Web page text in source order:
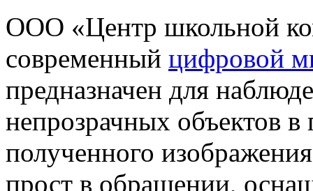
ООО «Центр школьной
современный цифровой
предназначен для
непрозрачных объектов
полученного
прост в обращении,